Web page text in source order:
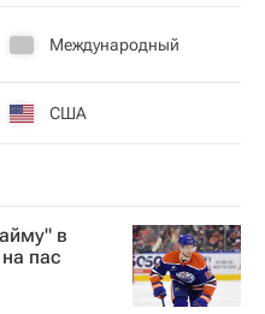
Международный
США
в
пас